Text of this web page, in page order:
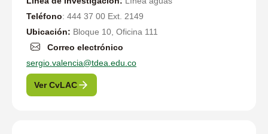
Teléfono: 444 37 00 Ext. 2149
Ubicación: Bloque 10, Oficina 111
Correo electrónico
sergio.valencia@tdea.edu.co
Ver CvLAC